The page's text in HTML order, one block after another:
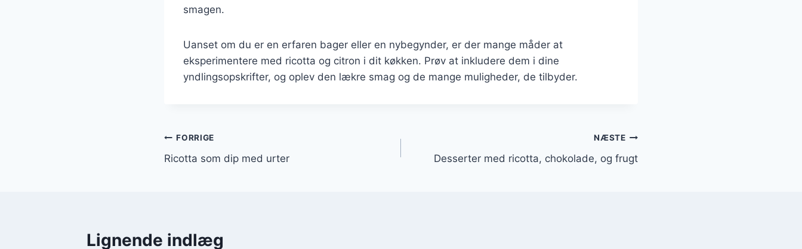
smagen.
Uanset om du er en erfaren bager eller en nybegynder, er der mange måder at
eksperimentere med ricotta og citron i dit køkken. Prøv at inkludere dem i dine
yndlingsopskrifter, og oplev den lækre smag og de mange muligheder, de tilbyder.
Indlægsnavigation
FORRIGE
Ricotta som dip med urter
NÆSTE
Desserter med ricotta, chokolade, og frugt
Lignende indlæg